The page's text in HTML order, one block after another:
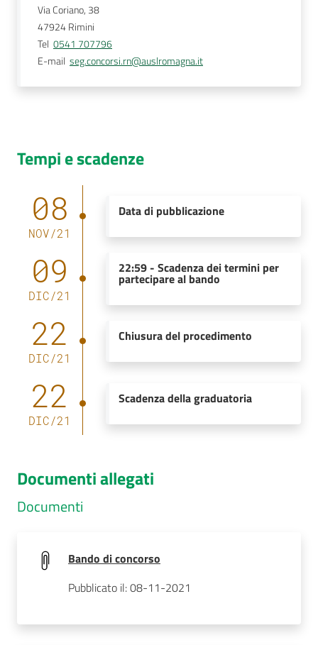
Via Coriano, 38
47924Rimini
Tel 0541 707796
E-mail seg.concorsi.rn@auslromagna.it
Tempi e scadenze
08
NOV/21
Data di pubblicazione
09
DIC/21
22:59- Scadenza dei termini per
partecipare al bando
22
DIC/21
Chiusura del procedimento
22
DIC/21
Scadenza della graduatoria
Documenti allegati
Documenti
Bando di concorso
Pubblicato il: 08-11-2021